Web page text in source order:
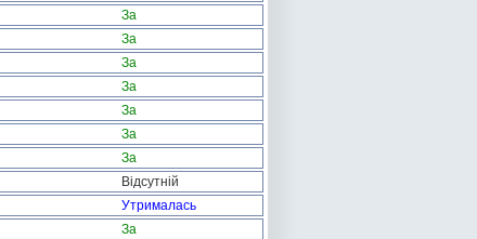
За
За
За
За
За
За
За
Відсутній
Утрималась
За